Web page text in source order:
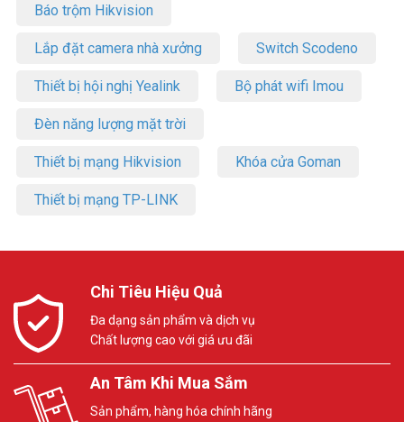
Báo trộm Hikvision
Lắp đặt camera nhà xưởng Switch Scodeno
Thiết bị hội nghị Yealink Bộ phát wifi Imou
Đèn năng lượng mặt trời
Thiết bị mạng Hikvision Khóa cửa Goman
Thiết bị mạng TP-LINK
Chi Tiêu Hiệu Quả
Đa dạng sản phẩm và dịch vụ
Chất lượng cao với giá ưu đãi
An Tâm Khi Mua Sắm
Sản phẩm, hàng hóa chính hãng